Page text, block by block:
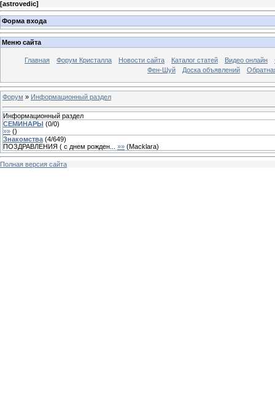
[astrovedic]
Форма входа
Меню сайта
Главная Форум Кристалла Новости сайта Каталог статей Видео онлайн
Фен-Шуй
Доска объявлений
Форум » Информационный раздел
Информационный раздел
СЕМИНАРЫ (0/0)
»» ()
Знакомства (4/649)
ПОЗДРАВЛЕНИЯ ( с днем рожден...
»» (Macklara)
Полная версия сайта